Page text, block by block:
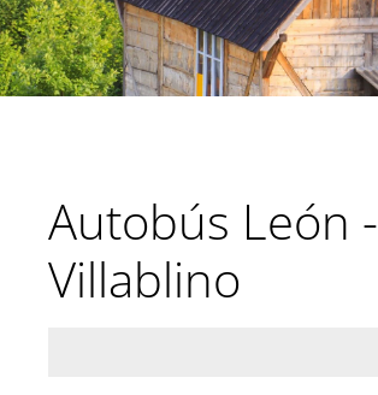
Autobús León -
Villablino